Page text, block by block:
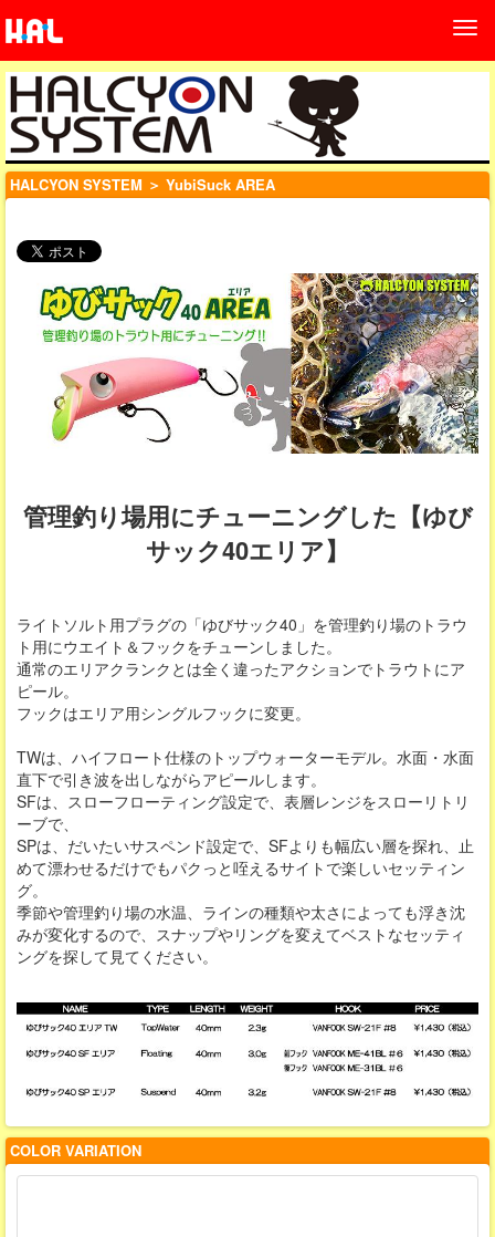
HALCYON SYSTEM ＞ YubiSuck AREA
管理釣り場用にチューニングした【ゆび
サック40エリア】
ライトソルト用プラグの「ゆびサック40」を管理釣り場のトラウ
ト用にウエイト＆フックをチューンしました。
通常のエリアクランクとは全く違ったアクションでトラウトにア
ピール。
フックはエリア用シングルフックに変更。
TWは、ハイフロート仕様のトップウォーターモデル。水面・水面
直下で引き波を出しながらアピールします。
SFは、スローフローティング設定で、表層レンジをスローリトリ
ーブで、
SPは、だいたいサスペンド設定で、SFよりも幅広い層を探れ、止
めて漂わせるだけでもパクっと咥えるサイトで楽しいセッティン
グ。
季節や管理釣り場の水温、ラインの種類や太さによっても浮き沈
みが変化するので、スナップやリングを変えてベストなセッティ
ングを探して見てください。
COLOR VARIATION